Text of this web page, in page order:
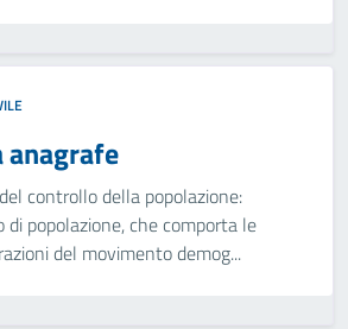
controllo della popolazione:
di popolazione, che comporta le
del movimento demog...